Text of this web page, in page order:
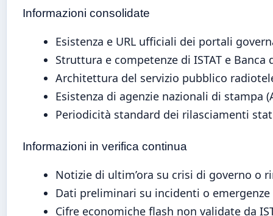
Informazioni consolidate
Esistenza e URL ufficiali dei portali
Struttura e competenze di ISTAT e
Architettura del servizio pubblico
Esistenza di agenzie nazionali di stampa
Periodicità standard dei rilasciamenti
Informazioni in verifica continua
Notizie di ultim’ora su crisi di governo
Dati preliminari su incidenti o
Cifre economiche flash non validate da